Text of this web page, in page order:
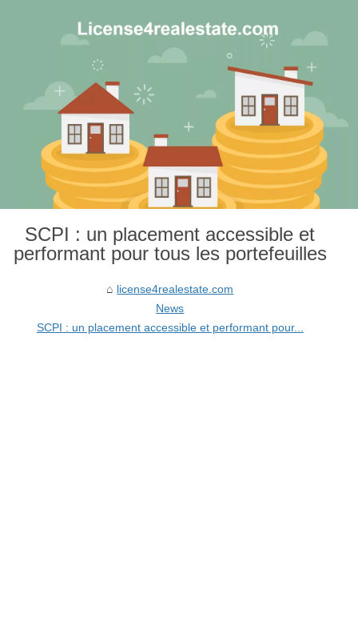
SCPI : un placement accessible et
performant pour tous les portefeuilles
license4realestate.com
News
SCPI : un placement accessible et performant pour...